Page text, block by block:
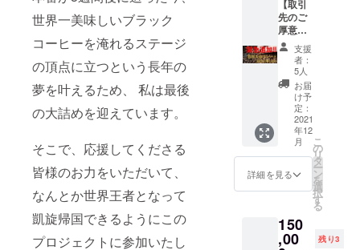
世界一美味しいブラック
コーヒーを淹れるステージ
の頂点に立つという長年の
夢を叶えるため、 私は最後
の大詰めを迎えています。
そこで、応援してくださる
皆様のお力をいただいて、
なんとか世界王者となって
凱旋帰国できるようにこの
プロジェクトに参加いたし
抽出の
相談な
ど、な
んでも
相談に
乗りま
す。
コー
ヒーの
美味し
い淹れ
方など
の講義
も承り
時間：1
時：終
了後に
【取引
先のご
厚意で
緊急追
加!!】世
界大会
で使用
される
ような
グレー
ドの
コー
ヒー
100g ミ
ディア
ムロー
月のお
届け予
支援
者：
5人
お届
け予
定：
2021
年12
月
詳細を見る
こ
の
リ
タ
ー
ン
を
選
択
す
る
150
,00 残り3